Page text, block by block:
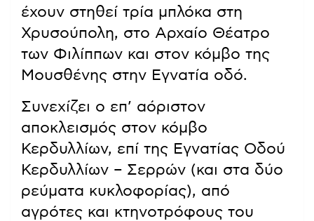
έχουν στηθεί τρία μπλόκα στη
Χρυσούπολη, στο Αρχαίο Θέατρο
των Φιλίππων και στον κόμβο της
Μουσθένης στην Εγνατία οδό.
Συνεχίζει ο επ’ αόριστον
αποκλεισμός στον κόμβο
Κερδυλλίων, επί της Εγνατίας Οδού
Κερδυλλίων – Σερρών (και στα δύο
ρεύματα κυκλοφορίας), από
αγρότες και κτηνοτρόφους του